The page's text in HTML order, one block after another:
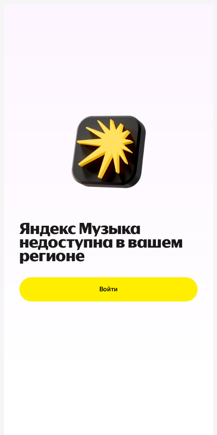
Яндекс Музыка
недоступна в вашем
регионе
Войти